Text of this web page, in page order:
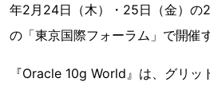
年2月24日（木）・25日（金）の
の「東京国際フォーラム」で開催
『Oracle 10g World』は、グリッ